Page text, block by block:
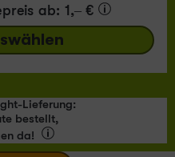
ab: 1,– €
Lieferung:
bestellt,
da!